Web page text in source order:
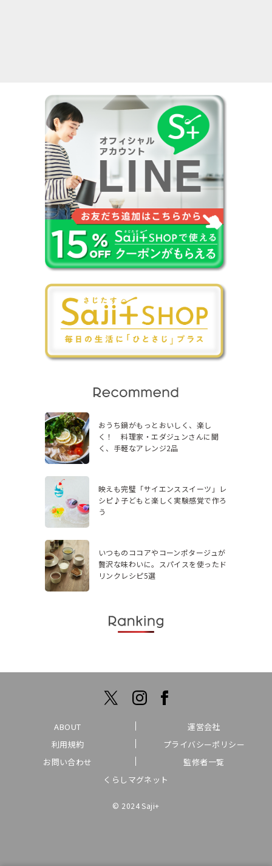
おうち鍋がもっとおいしく、楽し
く！ 料理家・エダジュンさんに聞
く、手軽なアレンジ2品
映えも完璧「サイエンススイーツ」レ
シピ♪子どもと楽しく実験感覚で作ろ
う
いつものココアやコーンポタージュが
贅沢な味わいに。スパイスを使ったド
リンクレシピ5選
ABOUT
運営会社
利用規約
プライバシーポリシー
お問い合わせ
監修者一覧
くらしマグネット
© 2024 Saji+